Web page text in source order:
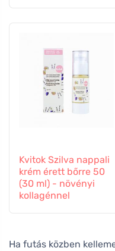
Kvitok Szilva nappali
krém érett bőrre 50
(30 ml) - növényi
kollagénnel
Ha futás közben